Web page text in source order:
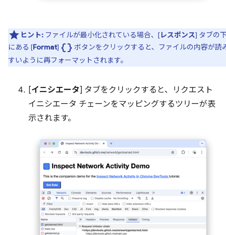
ヒント: ファイルが最小化されている場合、[レスポンス] タブの
にある [Format] data_object ボタンをクリックすると、ファイルの内容が読
すいように再フォーマットされます。
[イニシエータ] タブをクリックすると、リクエスト
イニシエータ チェーンをマッピングするツリーが表
示されます。